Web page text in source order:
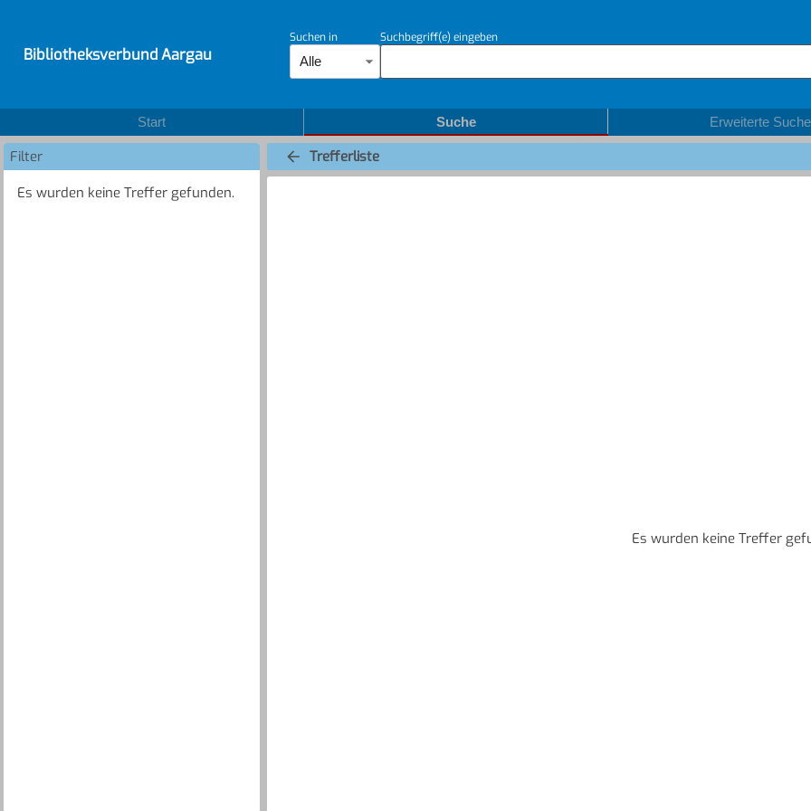
Bibliotheksverbund Aargau
Suchen in
Alle
Suchbegriff(e) eingeben
Start Suche Erweiterte Suche
Filter
Es wurden keine Treffer gefunden.
Trefferliste
Es wurden keine Treffer